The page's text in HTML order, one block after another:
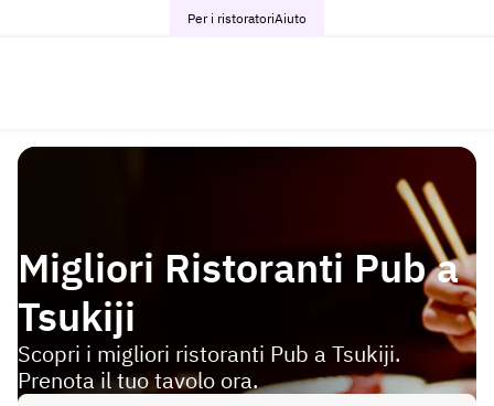
Per i ristoratoriAiuto
Migliori Ristoranti Pub a
Tsukiji
Scopri i migliori ristoranti Pub a Tsukiji.
Prenota il tuo tavolo ora.